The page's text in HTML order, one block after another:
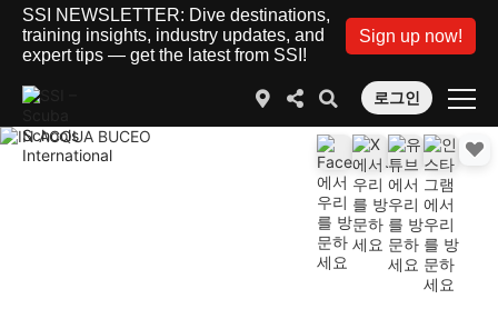
SSI NEWSLETTER: Dive destinations,
training insights, industry updates, and
expert tips — get the latest from SSI!
Sign up now!
로그인